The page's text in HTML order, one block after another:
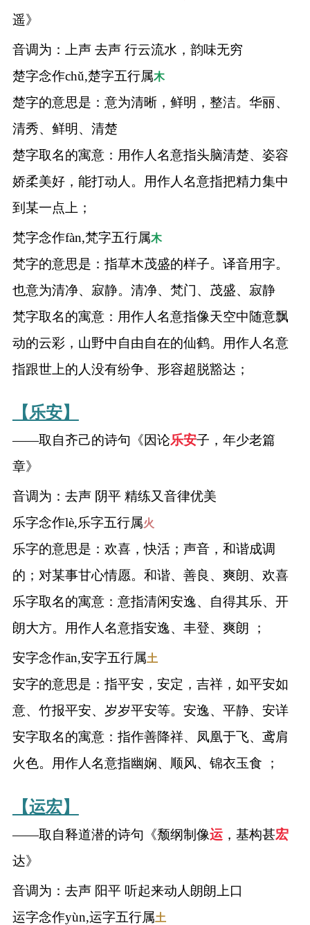
遥》
音调为：上声 去声 行云流水，韵味无穷
楚字念作chǔ,楚字五行属木
楚字的意思是：意为清晰，鲜明，整洁。华丽、
清秀、鲜明、清楚
楚字取名的寓意：用作人名意指头脑清楚、姿容
娇柔美好，能打动人。用作人名意指把精力集中
到某一点上；
梵字念作fàn,梵字五行属木
梵字的意思是：指草木茂盛的样子。译音用字。
也意为清净、寂静。清净、梵门、茂盛、寂静
梵字取名的寓意：用作人名意指像天空中随意飘
动的云彩，山野中自由自在的仙鹤。用作人名意
指跟世上的人没有纷争、形容超脱豁达；
【乐安】
——取自齐己的诗句《因论乐安子，年少老篇
章》
音调为：去声 阴平 精练又音律优美
乐字念作lè,乐字五行属火
乐字的意思是：欢喜，快活；声音，和谐成调
的；对某事甘心情愿。和谐、善良、爽朗、欢喜
乐字取名的寓意：意指清闲安逸、自得其乐、开
朗大方。用作人名意指安逸、丰登、爽朗 ；
安字念作ān,安字五行属土
安字的意思是：指平安，安定，吉祥，如平安如
意、竹报平安、岁岁平安等。安逸、平静、安详
安字取名的寓意：指作善降祥、凤凰于飞、鸢肩
火色。用作人名意指幽娴、顺风、锦衣玉食 ；
【运宏】
——取自释道潜的诗句《颓纲制像运，基构甚宏
达》
音调为：去声 阳平 听起来动人朗朗上口
运字念作yùn,运字五行属土